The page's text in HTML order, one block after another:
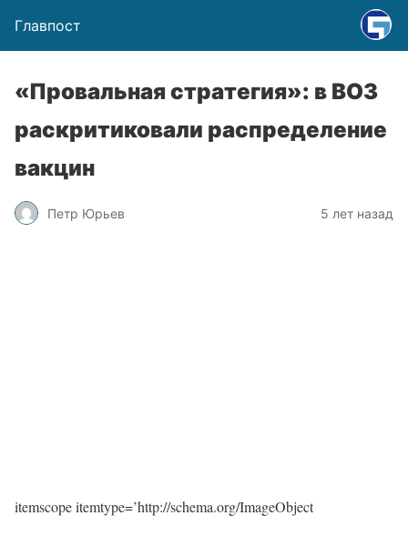
Главпост
«Провальная стратегия»: в ВОЗ
раскритиковали распределение
вакцин
Петр Юрьев 5 лет назад
itemscope itemtype=’http://schema.org/ImageObject